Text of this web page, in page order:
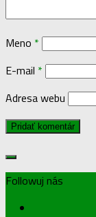
Meno *
E-mail *
Adresa webu
Followuj nás